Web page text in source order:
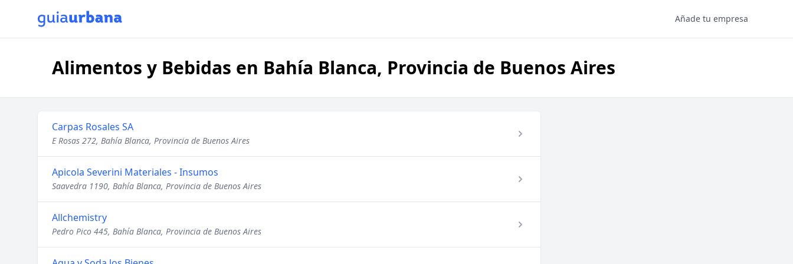
Añade tu empresa
Alimentos y Bebidas en Bahía Blanca, Provincia de Buenos Aires
Carpas Rosales SA
E Rosas 272, Bahía Blanca, Provincia de Buenos Aires
Apicola Severini Materiales - Insumos
Saavedra 1190, Bahía Blanca, Provincia de Buenos Aires
Allchemistry
Pedro Pico 445, Bahía Blanca, Provincia de Buenos Aires